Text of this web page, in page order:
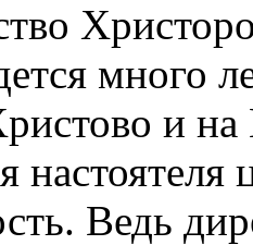
много
и на
Ведь